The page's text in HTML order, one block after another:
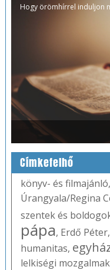
Hogy örömhírrel induljon
Címkefelhő
könyv- és filmajánló,
Úrangyala/Regina
szentek és
pápa, Erdő Péter,
humanitas,
lelkiségi mozgalmak